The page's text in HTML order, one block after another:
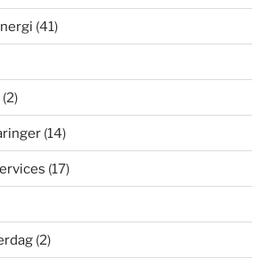
(41)
(2)
(14)
(17)
(2)